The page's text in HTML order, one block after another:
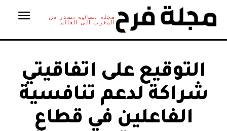
مجلة نسائية تصدر من
المغرب الى العالم
التوقيع على اتفاقيتي
شراكة لدعم تنافسية
الفاعلين في قطاع